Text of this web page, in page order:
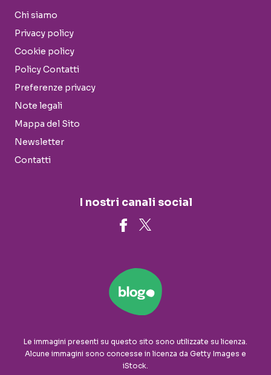
Chi siamo
Privacy policy
Cookie policy
Policy Contatti
Preferenze privacy
Note legali
Mappa del Sito
Newsletter
Contatti
I nostri canali social
Le immagini presenti su questo sito sono utilizzate su licenza.
Alcune immagini sono concesse in licenza da Getty Images e
iStock.